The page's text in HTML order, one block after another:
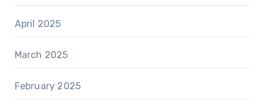
April 2025
March 2025
February 2025